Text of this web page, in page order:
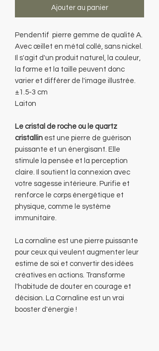
Ajouter au panier
Pendentif pierre gemme de qualité A.
Avec œillet en métal collé, sans nickel.
Il s'agit d'un produit naturel, la couleur,
la forme et la taille peuvent donc
varier et différer de l'image illustrée.
±1.5-3 cm
Laiton
Le cristal de roche ou le quartz
cristallin est une pierre de guérison
puissante et un énergisant. Elle
stimule la pensée et la perception
claire. Il soutient la connexion avec
votre sagesse intérieure. Purifie et
renforce le corps énergétique et
physique, comme le système
immunitaire.
La cornaline est une pierre puissante
pour ceux qui veulent augmenter leur
estime de soi et convertir des idées
créatives en actions. Transforme
l'habitude de douter en courage et
décision. La Cornaline est un vrai
booster d'énergie !